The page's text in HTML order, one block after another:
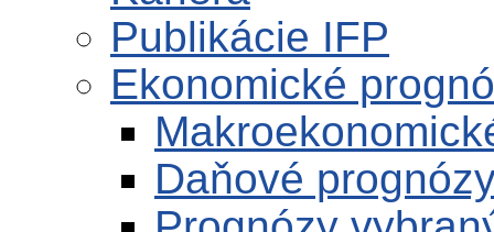
Publikácie IFP
Ekonomické
Daňové